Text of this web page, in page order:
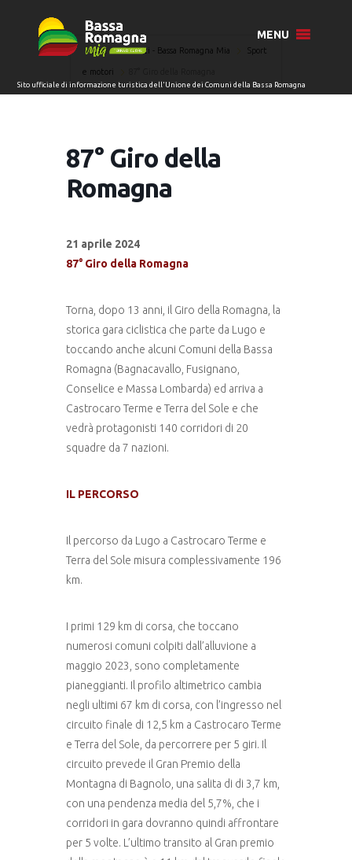
MENU
Home Eventi - Bassa Romagna Mia Sport
e motori
87° Giro della
Romagna
21 aprile 2024
87° Giro della Romagna
Torna, dopo 13 anni, il Giro della Romagna, la
storica gara ciclistica che parte da Lugo e
toccando anche alcuni Comuni della Bassa
Romagna (Bagnacavallo, Fusignano,
Conselice e Massa Lombarda) ed arriva a
Castrocaro Terme e Terra del Sole e che
vedrà protagonisti 140 corridori di 20
squadre da 7 nazioni.
IL PERCORSO
Il percorso da Lugo a Castrocaro Terme e
Terra del Sole misura complessivamente 196
km.
I primi 129 km di corsa, che toccano
numerosi comuni colpiti dall’alluvione a
maggio 2023, sono completamente
pianeggianti. Il profilo altimetrico cambia
negli ultimi 67 km di corsa, con l’ingresso nel
circuito finale di 12,5 km a Castrocaro Terme
e Terra del Sole, da percorrere per 5 giri. Il
circuito prevede il Gran Premio della
Montagna di Bagnolo, una salita di di 3,7 km,
con una pendenza media del 5,7%, che i
corridori in gara dovranno quindi affrontare
per 5 volte. L’ultimo transito al Gran premio